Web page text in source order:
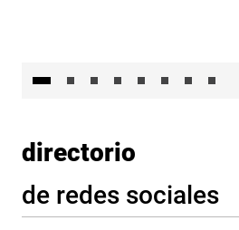
directorio
de redes sociales